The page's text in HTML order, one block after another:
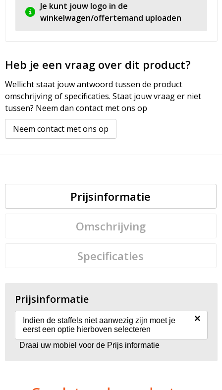
Je kunt jouw logo in de
winkelwagen/offertemand uploaden
Heb je een vraag over dit product?
Wellicht staat jouw antwoord tussen de product
omschrijving of specificaties. Staat jouw vraag er niet
tussen? Neem dan contact met ons op
Neem contact met ons op
Prijsinformatie
Omschrijving
Specificaties
Prijsinformatie
Indien de staffels niet aanwezig zijn moet je
eerst een optie hierboven selecteren
×
Draai uw mobiel voor de Prijs informatie